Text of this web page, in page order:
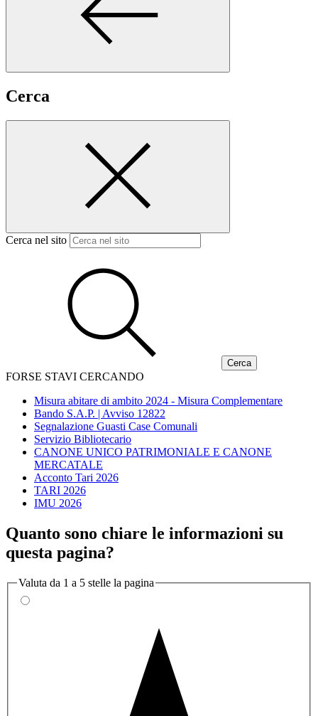
Cerca
Cerca nel sito
FORSE STAVI CERCANDO
Misura abitare di ambito 2024 - Misura Complementare
Bando S.A.P. | Avviso 12822
Segnalazione Guasti Case Comunali
Servizio Bibliotecario
CANONE UNICO PATRIMONIALE E CANONE
MERCATALE
Acconto Tari 2026
TARI 2026
IMU 2026
Quanto sono chiare le informazioni su
questa pagina?
Valuta da 1 a 5 stelle la pagina